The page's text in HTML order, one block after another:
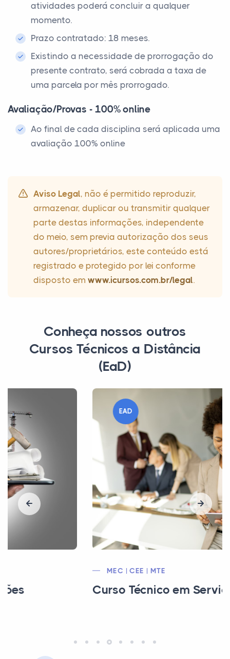
atividades poderá concluir a qualquer
momento.
Prazo contratado: 18 meses.
Existindo a necessidade de prorrogação do
presente contrato, será cobrada a taxa de
uma parcela por mês prorrogado.
Avaliação/Provas - 100% online
Ao final de cada disciplina será aplicada uma
avaliação 100% online
Aviso Legal, não é permitido reproduzir,
armazenar, duplicar ou transmitir qualquer
parte destas informações, independente
do meio, sem previa autorização dos seus
autores/proprietários, este conteúdo está
registrado e protegido por lei conforme
disposto em www.icursos.com.br/legal.
Conheça nossos outros
Cursos Técnicos a Distância
(EaD)
Curso Técnico em Serviços Públicos